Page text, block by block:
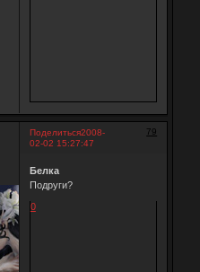
Поделиться 79
2008-
02-02 15:27:47
Белка
Подруги?
0